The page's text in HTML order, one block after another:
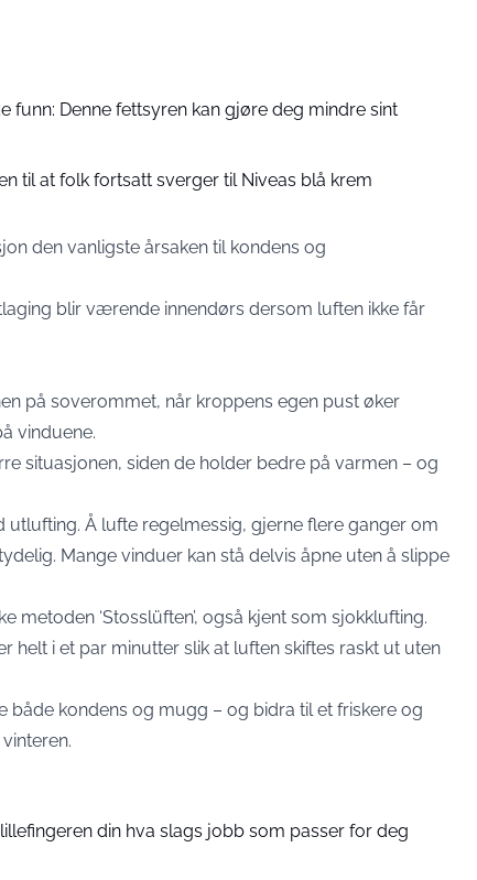
funn: Denne fettsyren kan gjøre deg mindre sint
til at folk fortsatt sverger til Niveas blå krem
den vanligste årsaken til kondens og
blir værende innendørs dersom luften ikke får
på soverommet, når kroppens egen pust øker
vinduene.
situasjonen, siden de holder bedre på varmen – og
utlufting. Å lufte regelmessig, gjerne flere ganger om
Mange vinduer kan stå delvis åpne uten å slippe
metoden ‘Stosslüften’, også kjent som sjokklufting.
helt i et par minutter slik at luften skiftes raskt ut uten
både kondens og mugg – og bidra til et friskere og
din hva slags jobb som passer for deg